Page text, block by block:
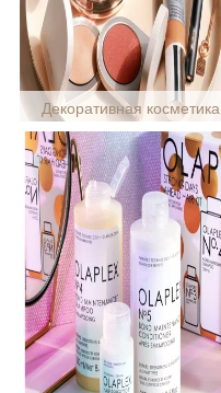
Декоративная косметика